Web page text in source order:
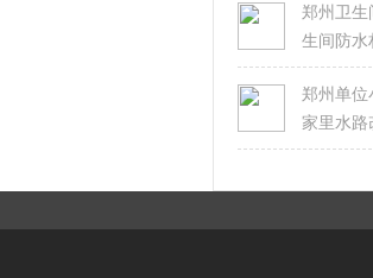
郑州卫生
生间防水
郑州单位
家里水路